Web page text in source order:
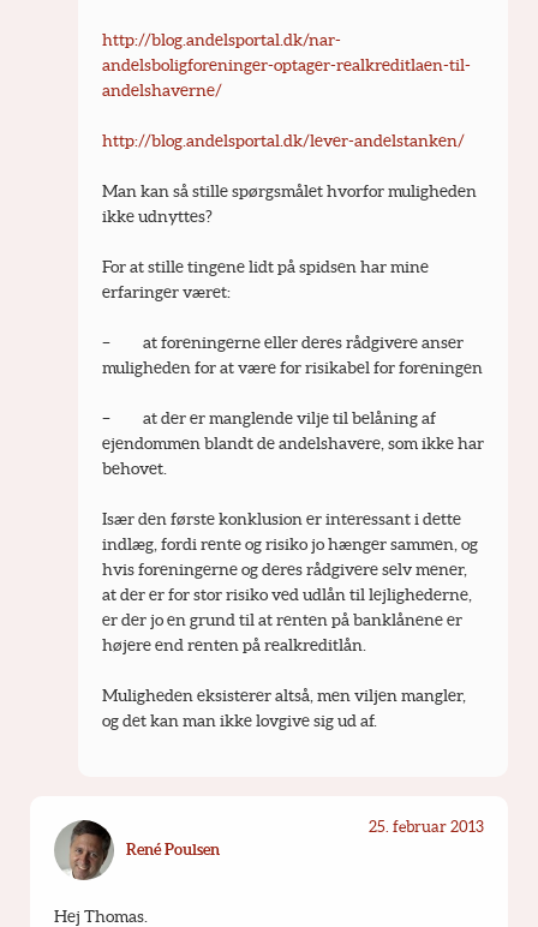
http://blog.andelsportal.dk/nar-
andelsboligforeninger-optager-realkreditlaen-til-
andelshaverne/
http://blog.andelsportal.dk/lever-andelstanken/
Man kan så stille spørgsmålet hvorfor muligheden
ikke udnyttes?
For at stille tingene lidt på spidsen har mine
erfaringer været:
–         at foreningerne eller deres rådgivere anser
muligheden for at være for risikabel for foreningen
–         at der er manglende vilje til belåning af
ejendommen blandt de andelshavere, som ikke har
behovet.
Især den første konklusion er interessant i dette
indlæg, fordi rente og risiko jo hænger sammen, og
hvis foreningerne og deres rådgivere selv mener,
at der er for stor risiko ved udlån til lejlighederne,
er der jo en grund til at renten på banklånene er
højere end renten på realkreditlån.
Muligheden eksisterer altså, men viljen mangler,
og det kan man ikke lovgive sig ud af.
René Poulsen
25. februar 2013
Hej Thomas.